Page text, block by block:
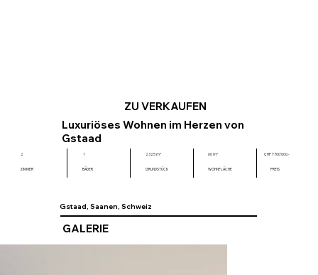
Gstaad, Saanen, Schweiz
GALERIE
2 1 2325 m² 60 m²
ZIMMER BÄDER GRUNDSTÜCK WOHNFLÄCHE PREIS
CHF 1'700'000.-
ZU VERKAUFEN
Luxuriöses Wohnen im Herzen von
Gstaad